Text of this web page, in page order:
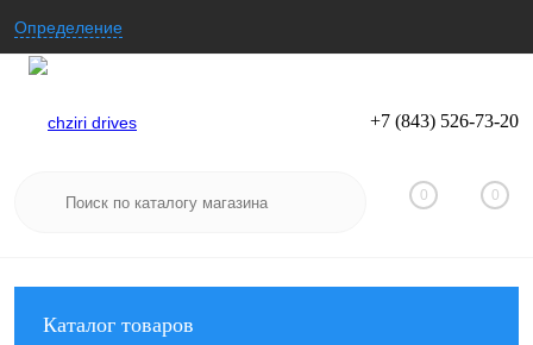
Определение
Вход Регистрация
+7 (843) 526-73-20
0 0
Каталог товаров